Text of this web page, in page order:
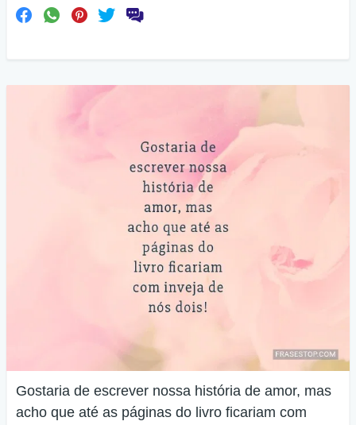
Gostaria de escrever nossa história de amor, mas
acho que até as páginas do livro ficariam com